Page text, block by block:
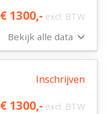
Bekijk alle data
€ 1300,- excl. BTW
Inschrijven
€ 1300,- excl. BTW